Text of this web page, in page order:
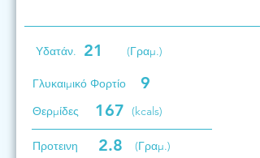
Υδατάν. 21 (Γραμ.)
Γλυκαιμικό Φορτίο 9
Θερμίδες 167 (kcals)
Προτεινη 2.8
(Γραμ.)